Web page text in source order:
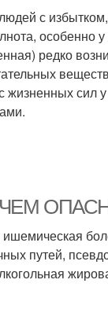
с
особенно
редко
жизненных сил
ЧЕМ
путей,